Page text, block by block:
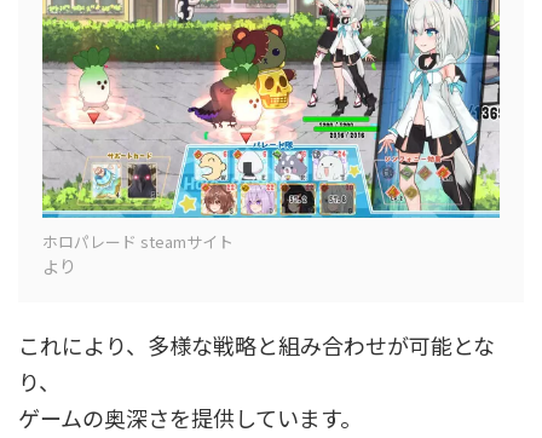
ホロパレード steamサイト
より
これにより、多様な戦略と組み合わせが可能とな
り、
ゲームの奥深さを提供しています。